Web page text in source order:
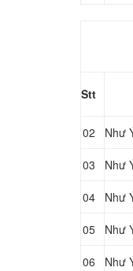
Stt
02 Như
03 Như
04 Như
05 Như
06 Như